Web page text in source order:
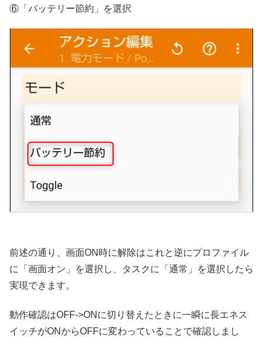
⑥「バッテリー節約」を選択
前述の通り、画面ON時に解除はこれと逆にプロファイル
に「画面オン」を選択し、タスクに「通常」を選択したら
実現できます。
動作確認はOFF->ONに切り替えたときに一瞬に長エネス
イッチがONからOFFに変わっていることで確認しまし